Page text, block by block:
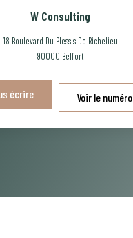
W Consulting
18 Boulevard Du Plessis De Richelieu
90000 Belfort
écrire Voir le numéro